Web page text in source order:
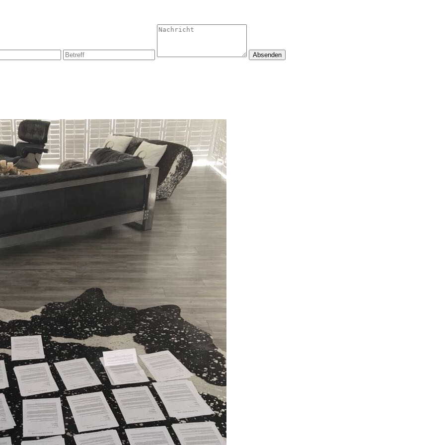
Absenden